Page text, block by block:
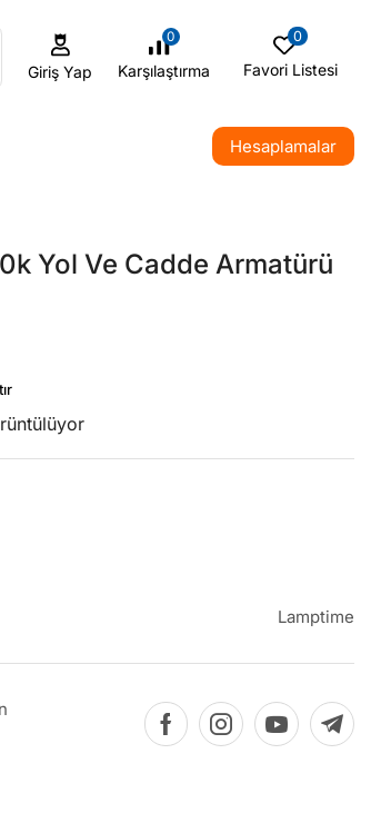
Giriş Yap
0
Karşılaştırma
0
Favori Listesi
Hesaplamalar
Yol Ve Cadde Armatürü
Lamptime